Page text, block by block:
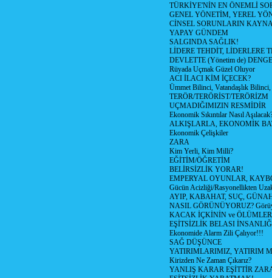
TÜRKİYE'NİN EN ÖNEMLİ
GENEL YÖNETİM, YEREL
CİNSEL SORUNLARIN
YAPAY GÜNDEM
SALGINDA SAĞLIK!
LİDERE TEHDİT, LİDERLERE
DEVLETTE (Yönetim de)
Rüyada Uçmak Güzel Oluyor
ACI İLACI KİM İÇECEK?
Ümmet Bilinci, Vatandaşlık
TERÖR/TERÖRİST/TERÖRİZM
UÇMADIĞIMIZIN RESMİDİR
Ekonomik Sıkıntılar Nasıl
ALKIŞLARLA, EKONOMİK
Ekonomik Çelişkiler
ZARA
Kim Yerli, Kim Milli?
EĞİTİM/ÖĞRETİM
BELİRSİZLİK YORAR!
EMPERYAL OYUNLAR,
Gücün Acizliği/Rasyonellikten
AYIP, KABAHAT, SUÇ,
NASIL GÖRÜNÜYORUZ?
KACAK İÇKİNİN ve
EŞİTSİZLİK BELASI
Ekonomide Alarm Zili Çalıyor!!!
SAĞ DÜŞÜNCE
YATIRIMLARIMIZ, YATIRIM
Kirizden Ne Zaman Çıkarız?
YANLIŞ KARAR EŞİTTİR